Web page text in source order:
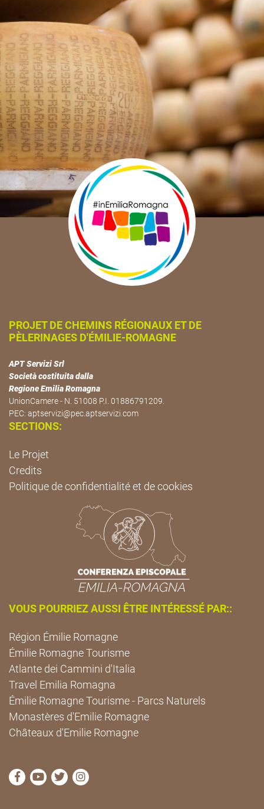
PROJET DE CHEMINS RÉGIONAUX ET DE
PÈLERINAGES D'ÉMILIE-ROMAGNE
APT Servizi Srl
Società costituita dalla
Regione Emilia Romagna
UnionCamere - N. 51008 P.I. 01886791209.
PEC: aptservizi@pec.aptservizi.com
SECTIONS:
Le Projet
Credits
Politique de confidentialité et de cookies
VOUS POURRIEZ AUSSI ÊTRE INTÉRESSÉ PAR::
Région Émilie Romagne
Émilie Romagne Tourisme
Atlante dei Cammini d'Italia
Travel Emilia Romagna
Émilie Romagne Tourisme - Parcs Naturels
Monastères d'Emilie Romagne
Châteaux d'Emilie Romagne
Visitez la page Facebook de Cammini Emilia-
Visitez la page YouTube de Cammini Emilia-
Visitez la page Twitter de Cammini Emilia-
Visitez la page Instagram de Cammini